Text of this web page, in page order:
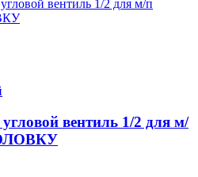
вентиль 1/2 для м/